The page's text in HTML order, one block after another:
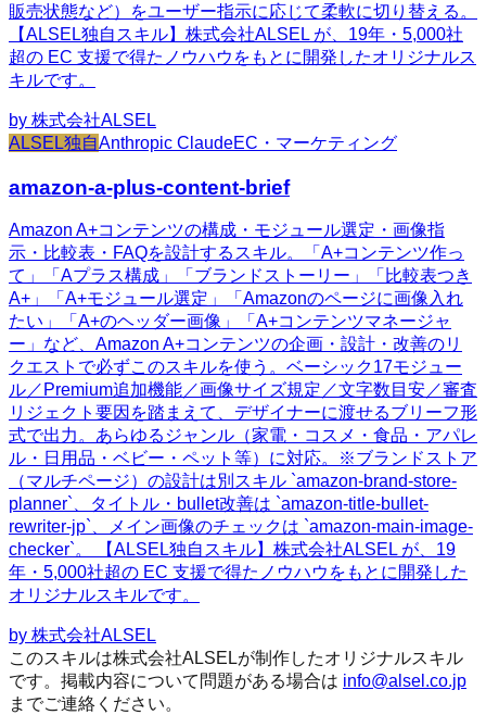
販売状態など）をユーザー指示に応じて柔軟に切り替える。
【ALSEL独自スキル】株式会社ALSEL が、19年・5,000社
超の EC 支援で得たノウハウをもとに開発したオリジナルス
キルです。
by 株式会社ALSEL
ALSEL独自Anthropic ClaudeEC・マーケティング
amazon-a-plus-content-brief
Amazon A+コンテンツの構成・モジュール選定・画像指
示・比較表・FAQを設計するスキル。「A+コンテンツ作っ
て」「Aプラス構成」「ブランドストーリー」「比較表つき
A+」「A+モジュール選定」「Amazonのページに画像入れ
たい」「A+のヘッダー画像」「A+コンテンツマネージャ
ー」など、Amazon A+コンテンツの企画・設計・改善のリ
クエストで必ずこのスキルを使う。ベーシック17モジュー
ル／Premium追加機能／画像サイズ規定／文字数目安／審査
リジェクト要因を踏まえて、デザイナーに渡せるブリーフ形
式で出力。あらゆるジャンル（家電・コスメ・食品・アパレ
ル・日用品・ベビー・ペット等）に対応。※ブランドストア
（マルチページ）の設計は別スキル `amazon-brand-store-
planner`、タイトル・bullet改善は `amazon-title-bullet-
rewriter-jp`、メイン画像のチェックは `amazon-main-image-
checker`。 【ALSEL独自スキル】株式会社ALSEL が、19
年・5,000社超の EC 支援で得たノウハウをもとに開発した
オリジナルスキルです。
by 株式会社ALSEL
このスキルは株式会社ALSELが制作したオリジナルスキル
です。掲載内容について問題がある場合は info@alsel.co.jp
までご連絡ください。